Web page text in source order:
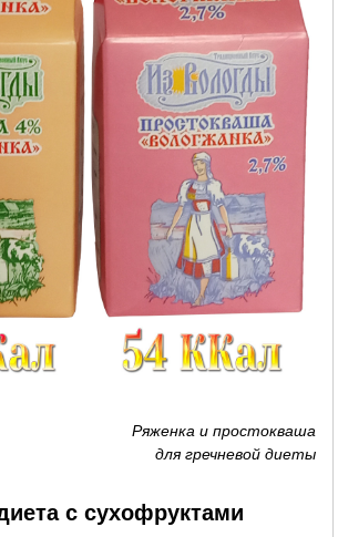
Ряженка и простокваша
для гречневой диеты
с сухофруктами